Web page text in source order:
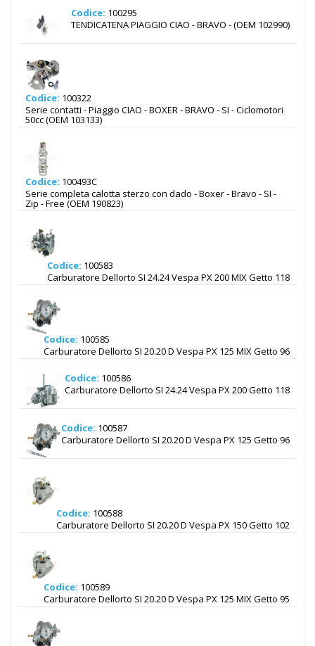
Codice: 100295
TENDICATENA PIAGGIO CIAO - BRAVO - (OEM 102990)
Codice: 100322
Serie contatti - Piaggio CIAO - BOXER - BRAVO - SI - Ciclomotori
50cc (OEM 103133)
Codice: 100493C
Serie completa calotta sterzo con dado - Boxer - Bravo - SI -
Zip - Free (OEM 190823)
Codice: 100583
Carburatore Dellorto SI 24.24 Vespa PX 200 MIX Getto 118
Codice: 100585
Carburatore Dellorto SI 20.20 D Vespa PX 125 MIX Getto 96
Codice: 100586
Carburatore Dellorto SI 24.24 Vespa PX 200 Getto 118
Codice: 100587
Carburatore Dellorto SI 20.20 D Vespa PX 125 Getto 96
Codice: 100588
Carburatore Dellorto SI 20.20 D Vespa PX 150 Getto 102
Codice: 100589
Carburatore Dellorto SI 20.20 D Vespa PX 125 MIX Getto 95